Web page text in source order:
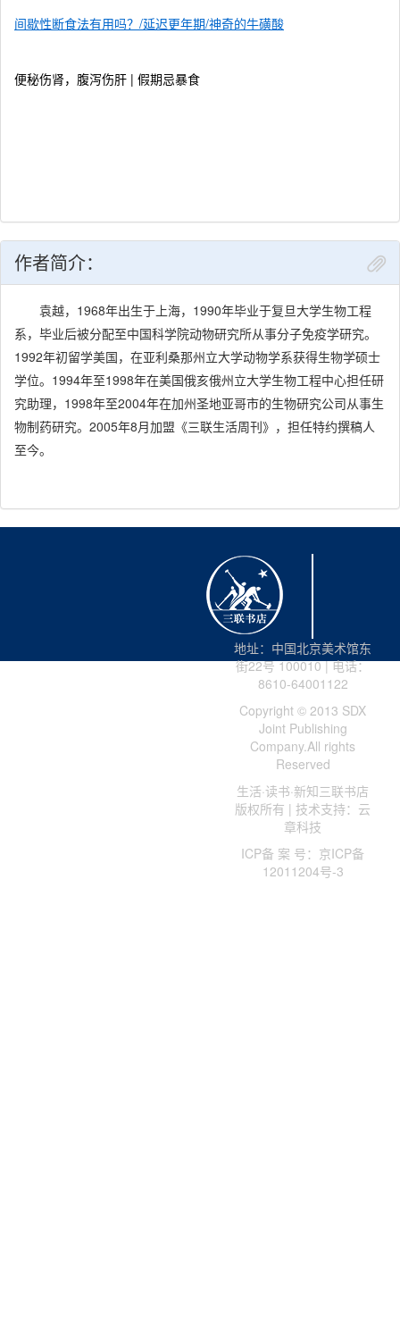
《生命的八卦：新时代的健康谚语》收录了从2022年底后至
的风格，用简单易懂的语言向读者介绍了诸如减肥方法的新进展，
间歇性断食法有用吗？/延迟更年期/神奇的牛磺酸
便秘伤肾，腹泻伤肝 | 假期忌暴食
作者简介：
袁越，1968年出生于上海，1990年毕业于复旦大学生物工程
系，毕业后被分配至中国科学院动物研究所从事分子免疫学研究。
1992年初留学美国，在亚利桑那州立大学动物学系获得生物学硕士
学位。1994年至1998年在美国俄亥俄州立大学生物工程中心担任研
究助理，1998年至2004年在加州圣地亚哥市的生物研究公司从事生
物制药研究。2005年8月加盟《三联生活周刊》，担任特约撰稿人
至今。
地址：中国北京美术馆东
街22号 100010 | 电话：
8610-64001122
Copyright © 2013 SDX
Joint Publishing
Company.All rights
Reserved
生活·读书·新知三联书店
版权所有 | 技术支持：云
章科技
ICP备 案 号：京ICP备
12011204号-3